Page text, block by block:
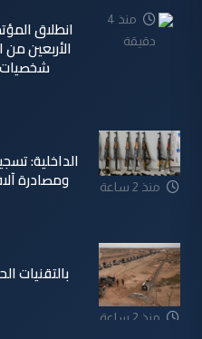
منذ 4
دقيقة
انطلاق
الأربعين
شخصيات
منذ 2 ساعة ومصادرة
منذ 2 ساعة
بالتقنيات